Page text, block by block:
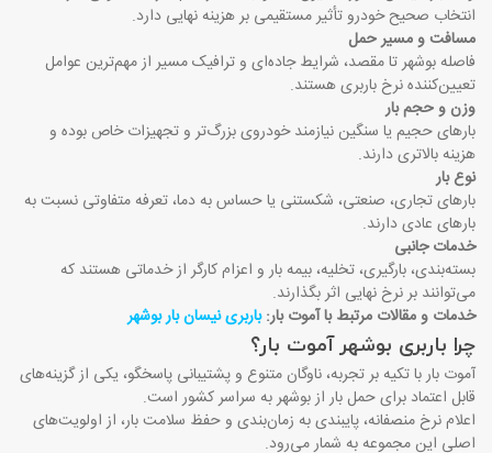
انتخاب صحیح خودرو تأثیر مستقیمی بر هزینه نهایی دارد.
مسافت و مسیر حمل
فاصله بوشهر تا مقصد، شرایط جاده‌ای و ترافیک مسیر از مهم‌ترین عوامل
تعیین‌کننده نرخ باربری هستند.
وزن و حجم بار
بارهای حجیم یا سنگین نیازمند خودروی بزرگ‌تر و تجهیزات خاص بوده و
هزینه بالاتری دارند.
نوع بار
بارهای تجاری، صنعتی، شکستنی یا حساس به دما، تعرفه متفاوتی نسبت به
بارهای عادی دارند.
خدمات جانبی
بسته‌بندی، بارگیری، تخلیه، بیمه بار و اعزام کارگر از خدماتی هستند که
می‌توانند بر نرخ نهایی اثر بگذارند.
خدمات و مقالات مرتبط با آموت بار:باربری نیسان بار بوشهر
چرا باربری بوشهر آموت بار؟
آموت بار با تکیه بر تجربه، ناوگان متنوع و پشتیبانی پاسخگو، یکی از گزینه‌های
قابل اعتماد برای حمل بار از بوشهر به سراسر کشور است.
اعلام نرخ منصفانه، پایبندی به زمان‌بندی و حفظ سلامت بار، از اولویت‌های
اصلی این مجموعه به شمار می‌رود.